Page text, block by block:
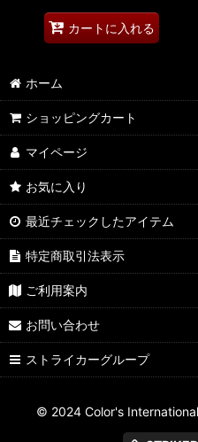
カートに入れる
ホーム
ショッピングカート
マイページ
お気に入り
最近チェックしたアイテム
特定商取引法表示
ご利用案内
お問い合わせ
ストライカーグループ
© 2024 Color's